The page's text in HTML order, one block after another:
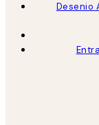
Desenio